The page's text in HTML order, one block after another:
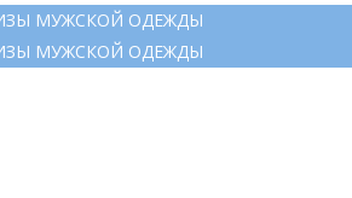
МУЖСКОЙ ОДЕЖДЫ
МУЖСКОЙ ОДЕЖДЫ